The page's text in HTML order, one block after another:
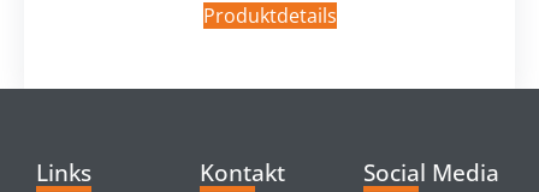
Produktdetails
Links Kontakt Social Media